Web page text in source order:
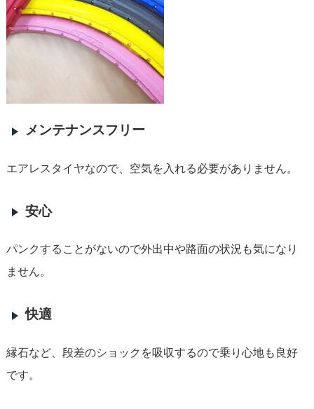
メンテナンスフリー
エアレスタイヤなので、空気を入れる必要がありません。
安心
パンクすることがないので外出中や路面の状況も気になり
ません。
快適
縁石など、段差のショックを吸収するので乗り心地も良好
です。